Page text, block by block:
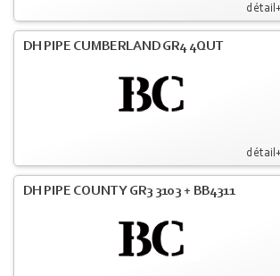
DH PIPE CUMBERLAND GR4 4QUT
DH PIPE COUNTY GR3 3103 + BB4311